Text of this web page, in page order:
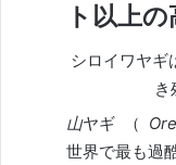
ト以上
シロイワヤギ
き
山ヤギ （
世界で最も過